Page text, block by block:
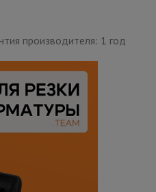
производителя: 1 год